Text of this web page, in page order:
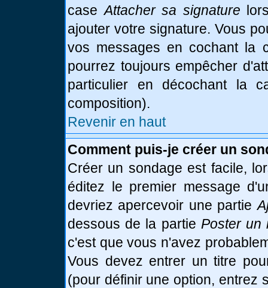
caseAttacher sa signature
ajouter votre signature. Vous
vos messages en cochant la
pourrez toujours empêcher
particulier en décochant la
composition).
Revenir en haut
Comment puis-je créer un
Créer un sondage est facile,
éditez le premier message
devriez apercevoir une partie
dessous de la partie Poster un
c'est que vous n'avez
Vous devez entrer un titre
(pour définir une option, entrez